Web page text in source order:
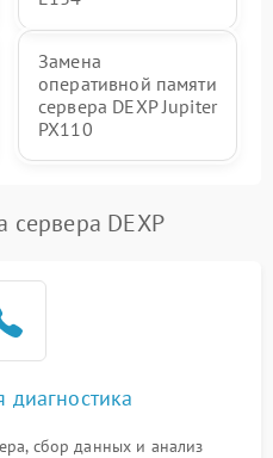
Замена
оперативной памяти
сервера DEXP Jupiter
PX110
сервера DEXP
диагностика
сбор данных и анализ